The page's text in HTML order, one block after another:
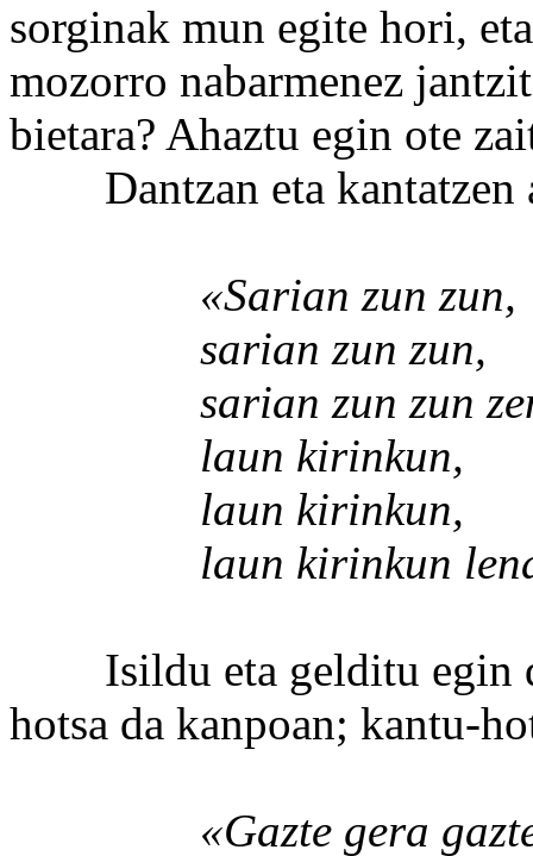
sorginak mun egite hori,
mozorro nabarmenez
bietara? Ahaztu egin ote
Dantzan eta kantatzen
«Sarian zun zun,
sarian zun zun,
sarian zun zun
laun kirinkun,
laun kirinkun,
laun kirinkun
Isildu eta gelditu egin
hotsa da kanpoan; kantu-
«Gazte gera